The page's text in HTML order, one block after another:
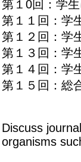
第１0回：学
第１１回：学
第１２回：学
第１３回：学
第１４回：学
第１５回：総
Discuss
organisms